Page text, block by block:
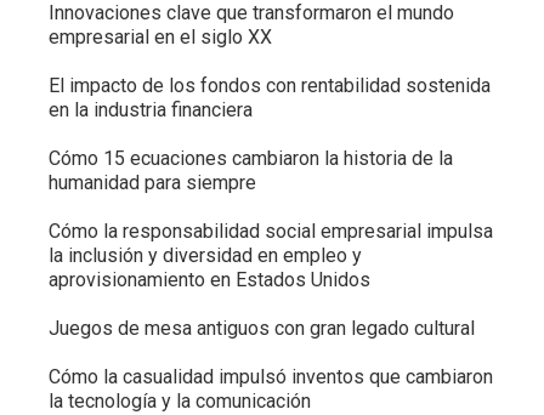
Innovaciones clave que transformaron el mundo
empresarial en el siglo XX
El impacto de los fondos con rentabilidad sostenida
en la industria financiera
Cómo 15 ecuaciones cambiaron la historia de la
humanidad para siempre
Cómo la responsabilidad social empresarial impulsa
la inclusión y diversidad en empleo y
aprovisionamiento en Estados Unidos
Juegos de mesa antiguos con gran legado cultural
Cómo la casualidad impulsó inventos que cambiaron
la tecnología y la comunicación